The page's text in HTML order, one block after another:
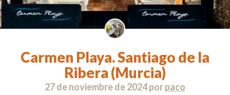
Carmen Playa. Santiago de la
Ribera (Murcia)
27 de noviembre de 2024porpaco